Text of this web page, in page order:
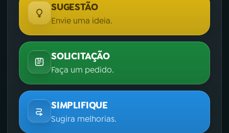
SUGESTÃO
Envie uma ideia.
SOLICITAÇÃO
Faça um pedido.
SIMPLIFIQUE
Sugira melhorias.